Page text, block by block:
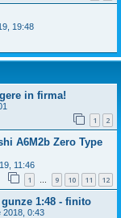
19:48
in firma!
1 2
A6M2b Zero Type
11:46
1 … 9 10 11 12
1:48 - finito
2018, 0:43